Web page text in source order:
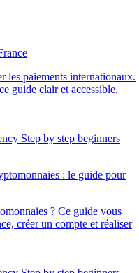
les paiements internationaux.
guide clair et accessible,
: le guide pour
? Ce guide vous
créer un compte et réaliser